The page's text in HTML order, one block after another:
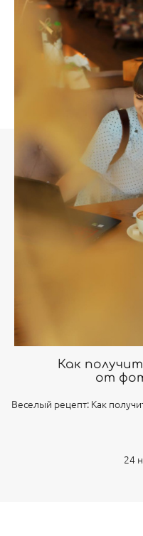
Как
от
Веселый рецепт: Как
24